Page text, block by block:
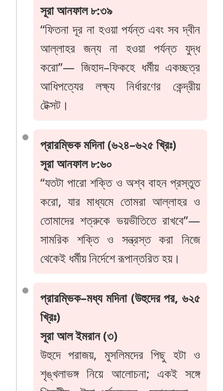
সূরা আনফাল ৮:৩৯
“ফিতনা দূর না হওয়া পর্যন্ত এবং সব দ্বীন
আল্লাহর জন্য না হওয়া পর্যন্ত যুদ্ধ
করো”— জিহাদ–ফিকহে ধর্মীয় একচ্ছত্র
আধিপত্যের লক্ষ্য নির্ধারণের কেন্দ্রীয়
টেক্সট।
প্রারম্ভিক মদিনা (৬২৪–৬২৫ খ্রিঃ)
সূরা আনফাল ৮:৬০
“যতটা পারো শক্তি ও অশ্ব বাহন প্রস্তুত
করো, যার মাধ্যমে তোমরা আল্লাহর ও
তোমাদের শত্রুকে ভয়ভীতিতে রাখবে”—
সামরিক শক্তি ও সন্ত্রস্ত করা নিজে
থেকেই ধর্মীয় নির্দেশে রূপান্তরিত হয়।
প্রারম্ভিক–মধ্য মদিনা (উহুদের পর, ৬২৫
খ্রিঃ)
সূরা আল ইমরান (৩)
উহুদে পরাজয়, মুসলিমদের পিছু হটা ও
শৃঙ্খলাভঙ্গ নিয়ে আলোচনা; একই সঙ্গে